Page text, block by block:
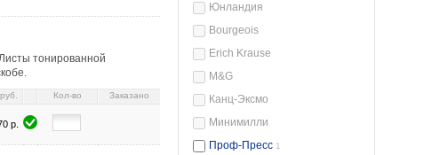
Юнландия
Bourgeois
Erich Krause
M&G
Канц-Эксмо
Минимилли
Проф-Пресс 1
тонированной
Кол-во Заказано
р.